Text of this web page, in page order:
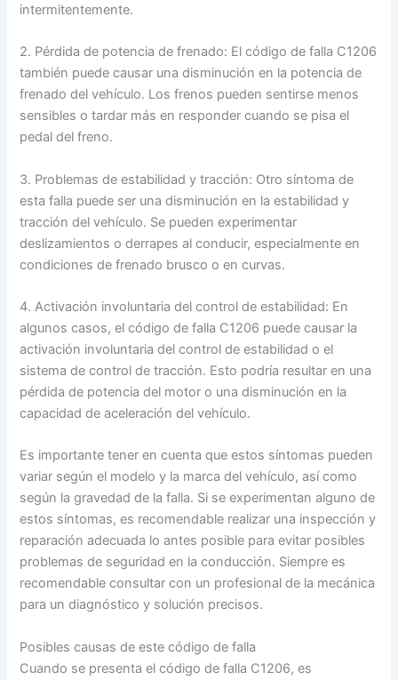
intermitentemente.
2. Pérdida de potencia de frenado: El código de falla C1206
también puede causar una disminución en la potencia de
frenado del vehículo. Los frenos pueden sentirse menos
sensibles o tardar más en responder cuando se pisa el
pedal del freno.
3. Problemas de estabilidad y tracción: Otro síntoma de
esta falla puede ser una disminución en la estabilidad y
tracción del vehículo. Se pueden experimentar
deslizamientos o derrapes al conducir, especialmente en
condiciones de frenado brusco o en curvas.
4. Activación involuntaria del control de estabilidad: En
algunos casos, el código de falla C1206 puede causar la
activación involuntaria del control de estabilidad o el
sistema de control de tracción. Esto podría resultar en una
pérdida de potencia del motor o una disminución en la
capacidad de aceleración del vehículo.
Es importante tener en cuenta que estos síntomas pueden
variar según el modelo y la marca del vehículo, así como
según la gravedad de la falla. Si se experimentan alguno de
estos síntomas, es recomendable realizar una inspección y
reparación adecuada lo antes posible para evitar posibles
problemas de seguridad en la conducción. Siempre es
recomendable consultar con un profesional de la mecánica
para un diagnóstico y solución precisos.
Posibles causas de este código de falla
Cuando se presenta el código de falla C1206, es